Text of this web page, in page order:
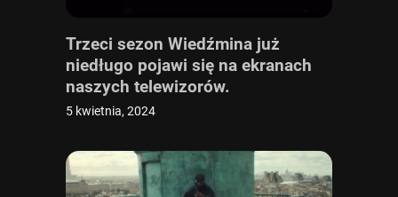
Trzeci sezon Wiedźmina już
niedługo pojawi się na ekranach
naszych telewizorów.
5 kwietnia, 2024